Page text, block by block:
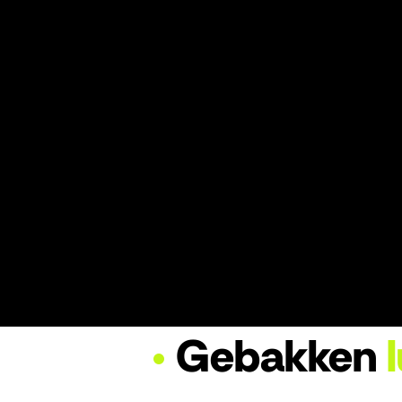
• Gebakken